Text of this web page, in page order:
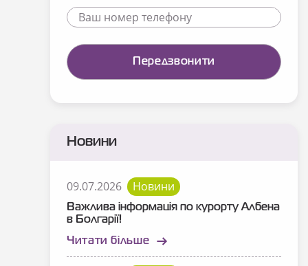
Новини
09.07.2026 Новини
Важлива інформація по курорту Албена
в Болгарії!
Читати більше